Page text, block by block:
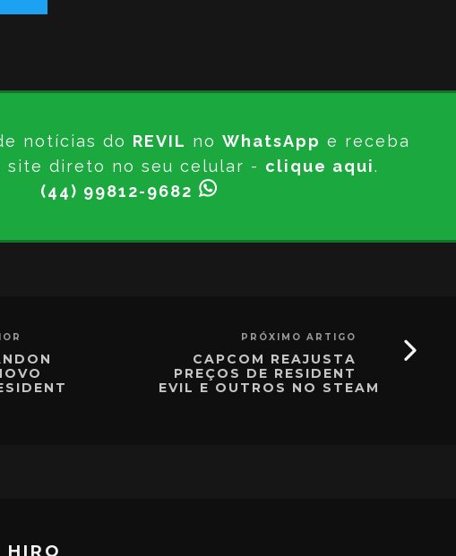
notícias do REVIL no WhatsApp e receba
site direto no seu celular - clique aqui.
(44) 99812-9682
PRÓXIMO ARTIGO
CAPCOM REAJUSTA
PREÇOS DE RESIDENT
EVIL E OUTROS NO STEAM
HIRO